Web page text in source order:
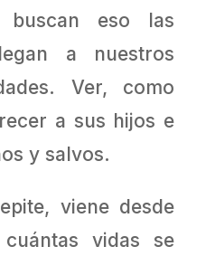
buscan eso las
a nuestros
Ver, como
a sus hijos e
y salvos.
viene desde
vidas se